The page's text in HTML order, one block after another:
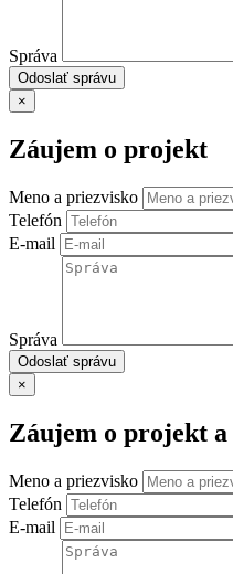
Správa
Odoslať správu
×
Záujem o projekt
Meno a priezvisko
Telefón
E-mail
Správa
Odoslať správu
×
Záujem o projekt
Meno a priezvisko
Telefón
E-mail